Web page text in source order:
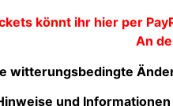
könnt ihr hier per
An
witterungsbedingte
und